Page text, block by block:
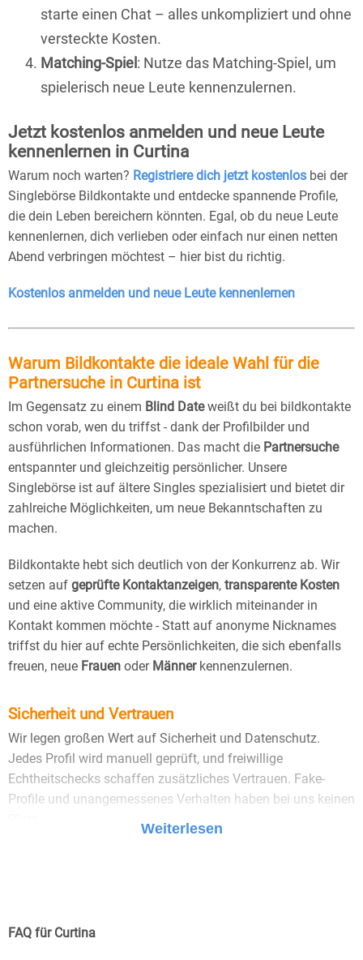
starte einen Chat – alles unkompliziert und ohne
versteckte Kosten.
Matching-Spiel : Nutze das Matching-Spiel, um
spielerisch neue Leute kennenzulernen.
Jetzt kostenlos anmelden und neue Leute
kennenlernen in Curtina
Warum noch warten? Registriere dich jetzt kostenlos bei der
Singlebörse Bildkontakte und entdecke spannende Profile,
die dein Leben bereichern könnten. Egal, ob du neue Leute
kennenlernen, dich verlieben oder einfach nur einen netten
Abend verbringen möchtest – hier bist du richtig.
Kostenlos anmelden und neue Leute kennenlernen
Warum Bildkontakte die ideale Wahl für die
Partnersuche in Curtina ist
Im Gegensatz zu einem Blind Dateweißt du bei bildkontakte
schon vorab, wen du triffst - dank der Profilbilder und
ausführlichen Informationen. Das macht die Partnersuche
entspannter und gleichzeitig persönlicher. Unsere
Singlebörse ist auf ältere Singles spezialisiert und bietet dir
zahlreiche Möglichkeiten, um neue Bekanntschaften zu
machen.
Bildkontakte hebt sich deutlich von der Konkurrenz ab. Wir
setzen auf geprüfte Kontaktanzeigen, transparente Kosten
und eine aktive Community, die wirklich miteinander in
Kontakt kommen möchte - Statt auf anonyme Nicknames
triffst du hier auf echte Persönlichkeiten, die sich ebenfalls
freuen, neue Frauen oder Männerkennenzulernen.
Sicherheit und Vertrauen
Wir legen großen Wert auf Sicherheit und Datenschutz.
Jedes Profil wird manuell geprüft, und freiwillige
Echtheitschecks schaffen zusätzliches Vertrauen. Fake-
Profile und unangemessenes Verhalten haben bei uns keinen
großen Wert auf Sicherheit, Seriosität und eine
Weiterlesen
FAQ für Curtina